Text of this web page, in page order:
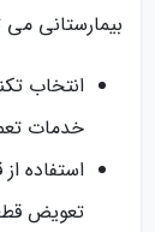
بیمارستانی می
انتخاب
خدمات
استفاده
تعویض